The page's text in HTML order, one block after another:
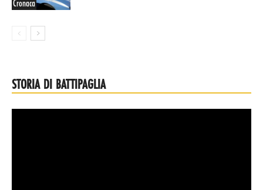
Cronaca
STORIA DI BATTIPAGLIA